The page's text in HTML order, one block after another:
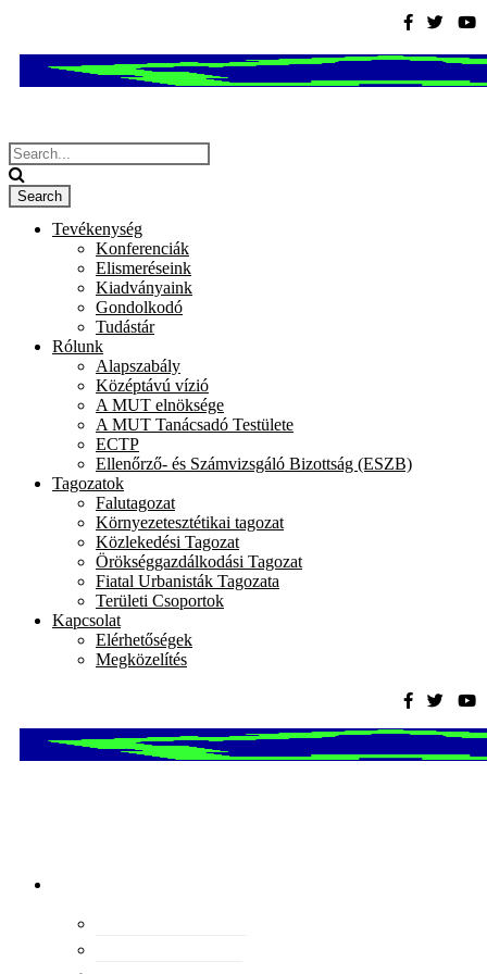
Tevékenység
Konferenciák
Elismeréseink
Kiadványaink
Gondolkodó
Tudástár
Rólunk
Alapszabály
Középtávú vízió
A MUT elnöksége
A MUT Tanácsadó Testülete
ECTP
Ellenőrző- és Számvizsgáló Bizottság (ESZB)
Tagozatok
Falutagozat
Környezetesztétikai tagozat
Közlekedési Tagozat
Örökséggazdálkodási Tagozat
Fiatal Urbanisták Tagozata
Területi Csoportok
Kapcsolat
Elérhetőségek
Megközelítés